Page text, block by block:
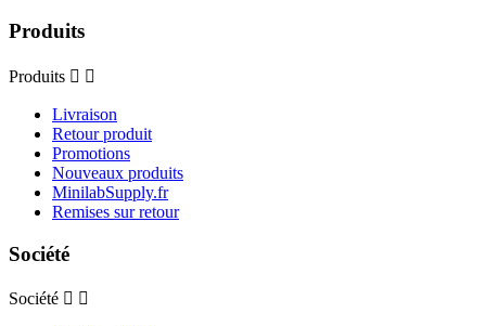
Produits
Produits  
Livraison
Retour produit
Promotions
Nouveaux produits
MinilabSupply.fr
Remises sur retour
Société
Société  